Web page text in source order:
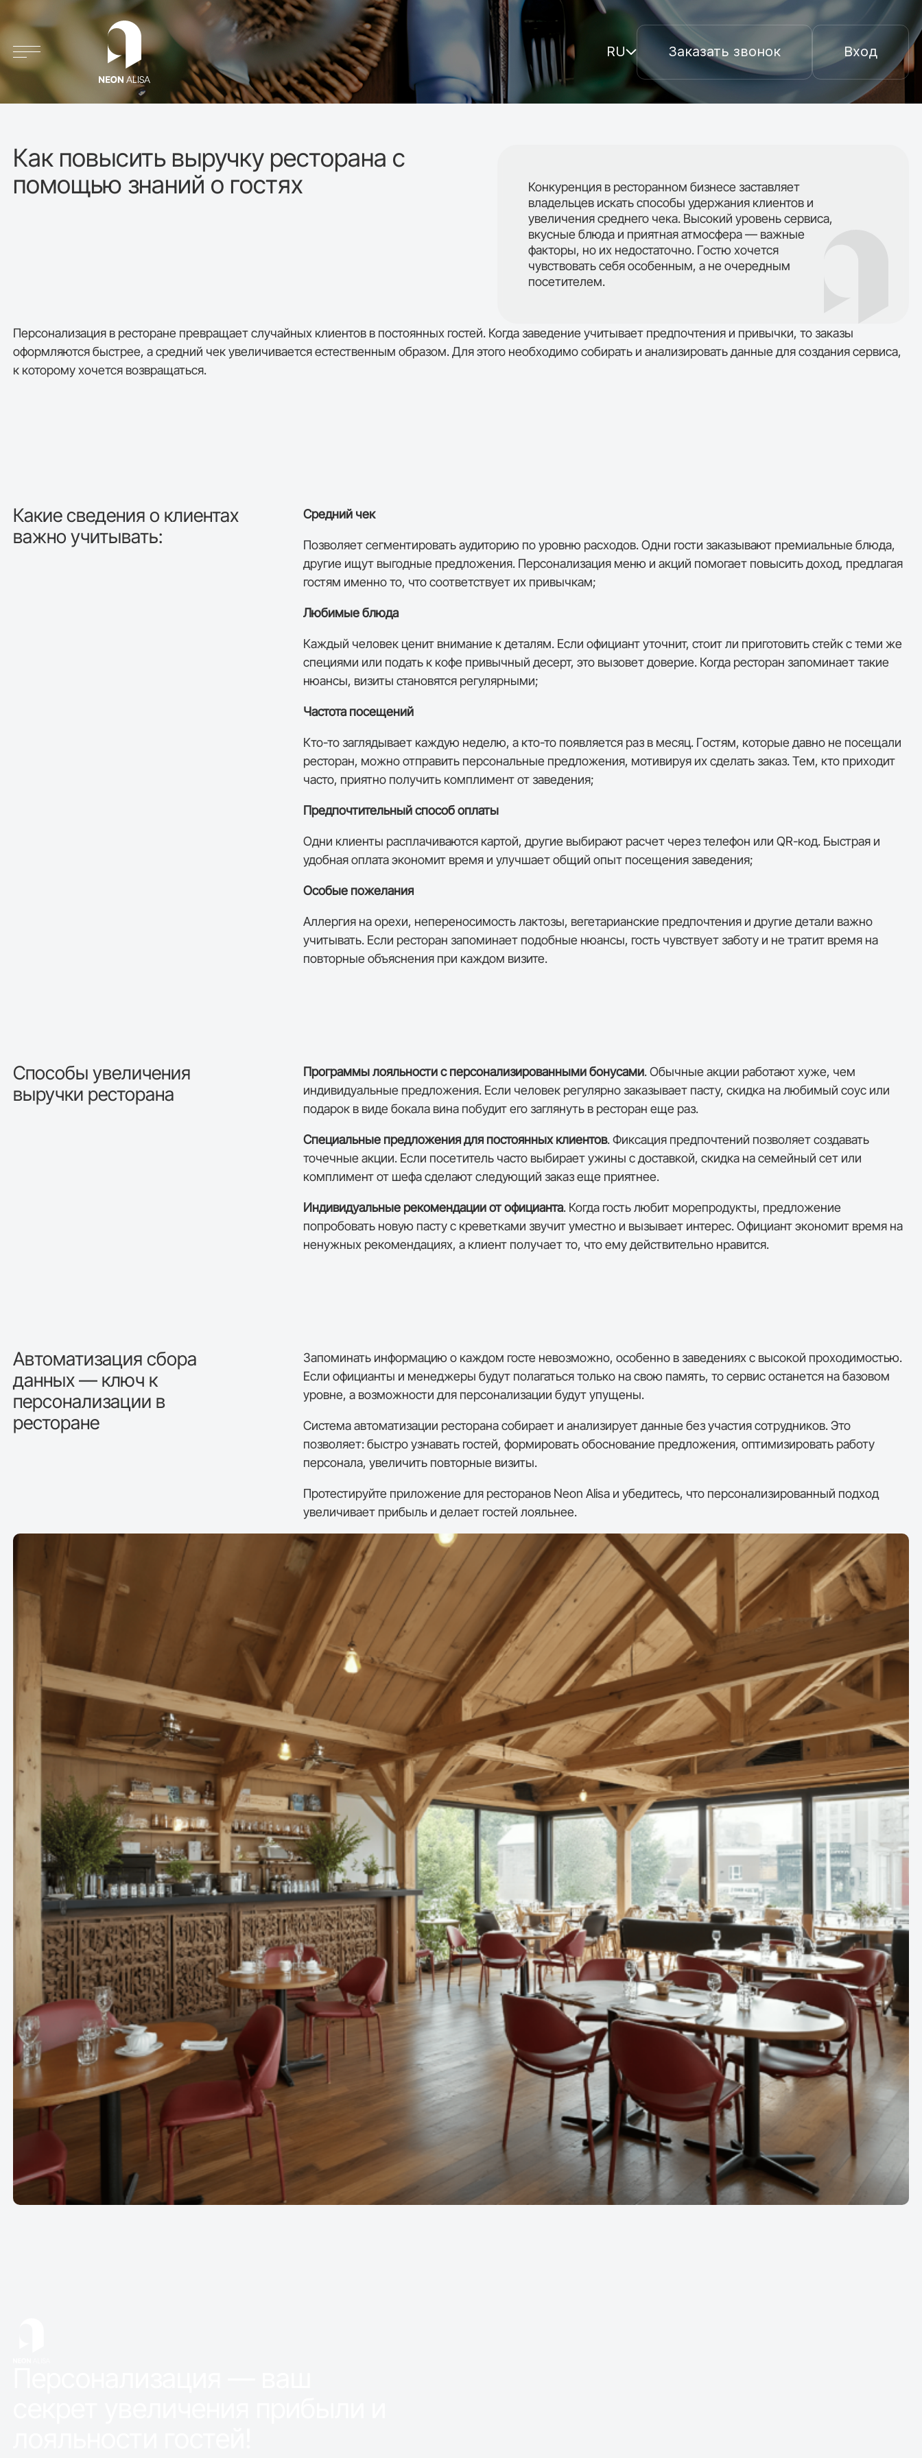
RU Заказать звонок Вход
Обзор системы Преимущества Как начать Тарифы Вопрос-ответ Подключиться
Как повысить выручку ресторана с
помощью знаний о гостях
Конкуренция в ресторанном бизнесе заставляет
владельцев искать способы удержания клиентов и
увеличения среднего чека. Высокий уровень сервиса,
вкусные блюда и приятная атмосфера — важные
факторы, но их недостаточно. Гостю хочется
чувствовать себя особенным, а не очередным
посетителем.
Персонализация в ресторане превращает случайных клиентов в постоянных гостей. Когда заведение учитывает предпочтения и привычки, то заказы
оформляются быстрее, а средний чек увеличивается естественным образом. Для этого необходимо собирать и анализировать данные для создания сервиса,
к которому хочется возвращаться.
Какие сведения о клиентах
важно учитывать:
Средний чек
Позволяет сегментировать аудиторию по уровню расходов. Одни гости заказывают премиальные блюда,
другие ищут выгодные предложения. Персонализация меню и акций помогает повысить доход, предлагая
гостям именно то, что соответствует их привычкам;
Любимые блюда
Каждый человек ценит внимание к деталям. Если официант уточнит, стоит ли приготовить стейк с теми же
специями или подать к кофе привычный десерт, это вызовет доверие. Когда ресторан запоминает такие
нюансы, визиты становятся регулярными;
Частота посещений
Кто-то заглядывает каждую неделю, а кто-то появляется раз в месяц. Гостям, которые давно не посещали
ресторан, можно отправить персональные предложения, мотивируя их сделать заказ. Тем, кто приходит
часто, приятно получить комплимент от заведения;
Предпочтительный способ оплаты
Одни клиенты расплачиваются картой, другие выбирают расчет через телефон или QR-код. Быстрая и
удобная оплата экономит время и улучшает общий опыт посещения заведения;
Особые пожелания
Аллергия на орехи, непереносимость лактозы, вегетарианские предпочтения и другие детали важно
учитывать. Если ресторан запоминает подобные нюансы, гость чувствует заботу и не тратит время на
повторные объяснения при каждом визите.
Способы увеличения
выручки ресторана
Программы лояльности с персонализированными бонусами. Обычные акции работают хуже, чем
индивидуальные предложения. Если человек регулярно заказывает пасту, скидка на любимый соус или
подарок в виде бокала вина побудит его заглянуть в ресторан еще раз.
Специальные предложения для постоянных клиентов. Фиксация предпочтений позволяет создавать
точечные акции. Если посетитель часто выбирает ужины с доставкой, скидка на семейный сет или
комплимент от шефа сделают следующий заказ еще приятнее.
Индивидуальные рекомендации от официанта. Когда гость любит морепродукты, предложение
попробовать новую пасту с креветками звучит уместно и вызывает интерес. Официант экономит время на
ненужных рекомендациях, а клиент получает то, что ему действительно нравится.
Автоматизация сбора
данных — ключ к
персонализации в
ресторане
Запоминать информацию о каждом госте невозможно, особенно в заведениях с высокой проходимостью.
Если официанты и менеджеры будут полагаться только на свою память, то сервис останется на базовом
уровне, а возможности для персонализации будут упущены.
Система автоматизации ресторанасобирает и анализирует данные без участия сотрудников. Это
позволяет: быстро узнавать гостей, формировать обоснование предложения, оптимизировать работу
персонала, увеличить повторные визиты.
Протестируйте приложение для ресторанов Neon Alisa и убедитесь, что персонализированный подход
увеличивает прибыль и делает гостей лояльнее.